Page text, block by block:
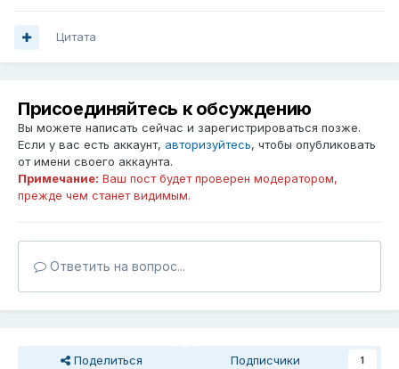
Цитата
Присоединяйтесь к обсуждению
Вы можете написать сейчас и зарегистрироваться позже.
Если у вас есть аккаунт, авторизуйтесь, чтобы опубликовать
от имени своего аккаунта.
Примечание: Ваш пост будет проверен модератором,
прежде чем станет видимым.
Ответить на вопрос...
Поделиться Подписчики 1